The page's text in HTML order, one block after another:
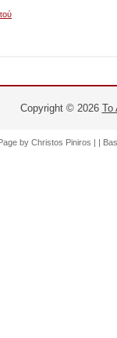
Copyright © 2026 Το
by Christos Piniros | |